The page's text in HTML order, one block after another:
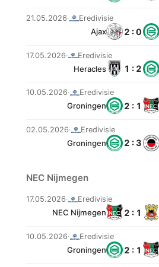
21.05.2026· Eredivisie
Ajax 2 : 0
17.05.2026· Eredivisie
Heracles 1 : 2
10.05.2026· Eredivisie
Groningen 2 : 1
02.05.2026· Eredivisie
Groningen 2 : 3
NEC Nijmegen
17.05.2026· Eredivisie
NEC Nijmegen 2 : 1
10.05.2026· Eredivisie
Groningen 2 : 1